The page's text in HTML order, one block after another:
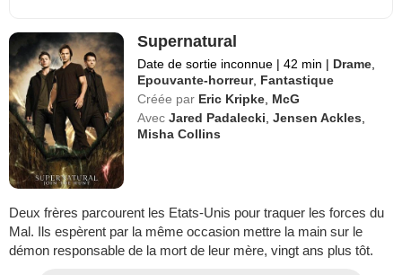
Supernatural
Date de sortie inconnue | 42 min | Drame
Epouvante-horreur, Fantastique
Créée par Eric Kripke McG
Avec Jared Padalecki ,Jensen Ackles
Misha Collins
Deux frères parcourent les Etats-Unis pour traquer les forces du
Mal. Ils espèrent par la même occasion mettre la main sur le
démon responsable de la mort de leur mère, vingt ans plus tôt.